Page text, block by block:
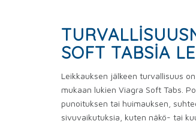
SOFT TABSIA
Leikkauksen jälkeen turvallisuus
mukaan lukien Viagra Soft Tabs.
punoituksen tai huimauksen,
sivuvaikutuksia, kuten näkö- tai